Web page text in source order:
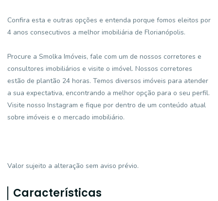
Confira esta e outras opções e entenda porque fomos eleitos por
4 anos consecutivos a melhor imobiliária de Florianópolis.
Procure a Smolka Imóveis, fale com um de nossos corretores e
consultores imobiliários e visite o imóvel. Nossos corretores
estão de plantão 24 horas. Temos diversos imóveis para atender
a sua expectativa, encontrando a melhor opção para o seu perfil.
Visite nosso Instagram e fique por dentro de um conteúdo atual
sobre imóveis e o mercado imobiliário.
Valor sujeito a alteração sem aviso prévio.
Características